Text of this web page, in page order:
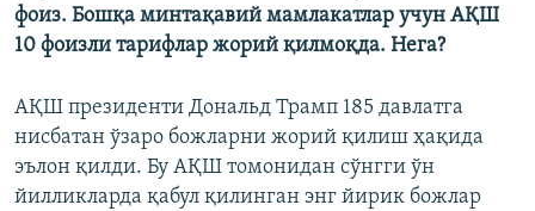
фоиз. Бошқа минтақавий мамлакатлар учун АҚШ
10 фоизли тарифлар жорий қилмоқда. Нега?
АҚШ президенти Дональд Трамп 185 давлатга
нисбатан ўзаро божларни жорий қилиш ҳақида
эълон қилди. Бу АҚШ томонидан сўнгги ўн
йилликларда қабул қилинган энг йирик божлар